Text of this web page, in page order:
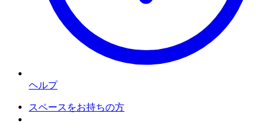
ヘルプ
スペースをお持ちの方